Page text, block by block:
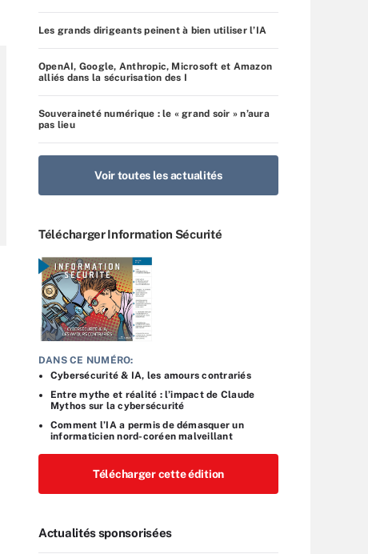
Les grands dirigeants peinent à bien utiliser l’IA
OpenAI, Google, Anthropic, Microsoft et Amazon
alliés dans la sécurisation des I
Souveraineté numérique : le « grand soir » n’aura
pas lieu
Voir toutes les actualités
Télécharger Information Sécurité
DANS CE NUMÉRO:
Cybersécurité & IA, les amours contrariés
Entre mythe et réalité : l’impact de Claude
Mythos sur la cybersécurité
Comment l’IA a permis de démasquer un
informaticien nord-coréen malveillant
Télécharger cette édition
Actualités sponsorisées